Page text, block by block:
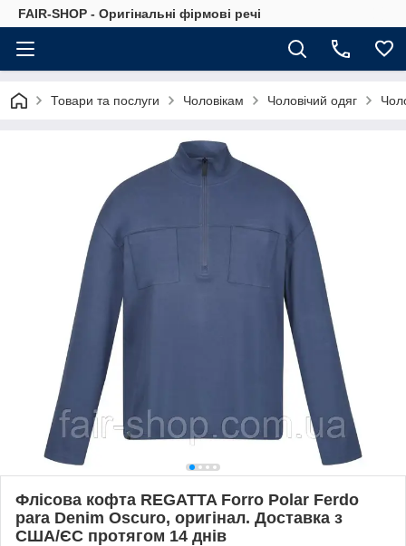
FAIR-SHOP - Оригінальні фірмові речі
Товари та послуги Чоловікам Чоловічий одяг
Флісова кофта REGATTA Forro Polar Ferdo
para Denim Oscuro, оригінал. Доставка з
США/ЄС протягом 14 днів